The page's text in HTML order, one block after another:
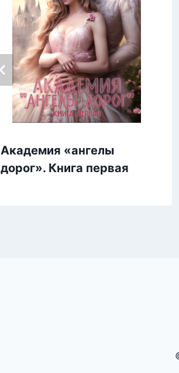
Академия «ангелы
дорог». Книга первая